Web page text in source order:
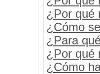
¿Por qué
¿Cómo
¿Para
¿Por qué
¿Cómo